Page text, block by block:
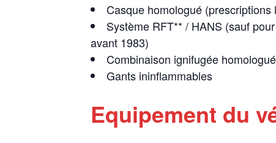
Casque homologué
Système RFT** / HANS (sauf
avant 1983)
Combinaison ignifugée
Gants ininflammables
Equipement du